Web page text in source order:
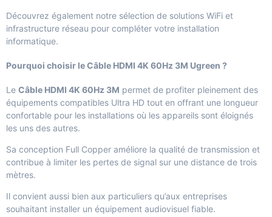
Découvrez également notre sélection de solutions WiFi et
infrastructure réseau pour compléter votre installation
informatique.
Pourquoi choisir le Câble HDMI 4K 60Hz 3M Ugreen ?
Le Câble HDMI 4K 60Hz 3M permet de profiter pleinement des
équipements compatibles Ultra HD tout en offrant une longueur
confortable pour les installations où les appareils sont éloignés
les uns des autres.
Sa conception Full Copper améliore la qualité de transmission et
contribue à limiter les pertes de signal sur une distance de trois
mètres.
Il convient aussi bien aux particuliers qu’aux entreprises
souhaitant installer un équipement audiovisuel fiable.